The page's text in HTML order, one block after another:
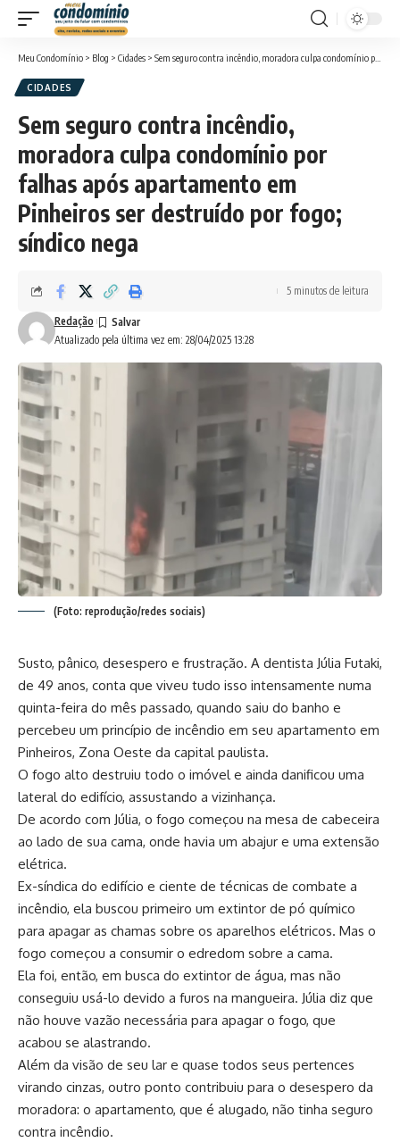
Meu Condomínio > Blog > Cidades > Sem seguro contra incêndio, moradora culpa condomínio por falhas após apartamento em Pinheiros ser destruído por fogo; síndico nega
CIDADES
Sem seguro contra incêndio,
moradora culpa condomínio por
falhas após apartamento em
Pinheiros ser destruído por fogo;
síndico nega
Atualizado pela última vez em: 28/04/2025 13:28
Redação
5 minutos de leitura
(Foto: reprodução/redes sociais)
Susto, pânico, desespero e frustração. A dentista Júlia Futaki,
de 49 anos, conta que viveu tudo isso intensamente numa
quinta-feira do mês passado, quando saiu do banho e
percebeu um princípio de incêndio em seu apartamento em
Pinheiros, Zona Oeste da capital paulista.
O fogo alto destruiu todo o imóvel e ainda danificou uma
lateral do edifício, assustando a vizinhança.
De acordo com Júlia, o fogo começou na mesa de cabeceira
ao lado de sua cama, onde havia um abajur e uma extensão
elétrica.
Ex-síndica do edifício e ciente de técnicas de combate a
incêndio, ela buscou primeiro um extintor de pó químico
para apagar as chamas sobre os aparelhos elétricos. Mas o
fogo começou a consumir o edredom sobre a cama.
Ela foi, então, em busca do extintor de água, mas não
conseguiu usá-lo devido a furos na mangueira. Júlia diz que
não houve vazão necessária para apagar o fogo, que
acabou se alastrando.
Além da visão de seu lar e quase todos seus pertences
virando cinzas, outro ponto contribuiu para o desespero da
moradora: o apartamento, que é alugado, não tinha seguro
contra incêndio.